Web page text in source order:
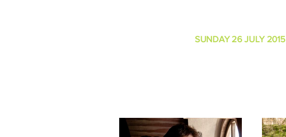
SUNDAY 26 JULY 2015